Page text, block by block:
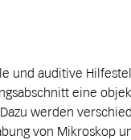
und auditive
eine
werden
von Mikroskop